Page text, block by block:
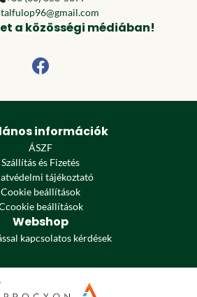
a közösségi médiában!
információk
ÁSZF
Szállítás és Fizetés
tájékoztató
Cookie beállítások
beállítások
Webshop
kapcsolatos kérdések